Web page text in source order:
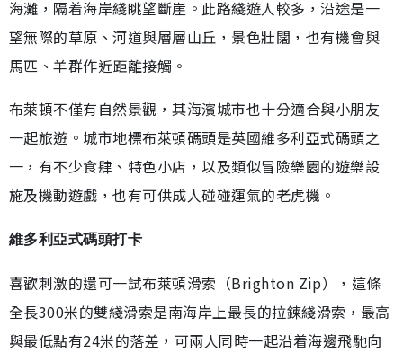
海灘，隔着海岸綫眺望斷崖。此路綫遊人較多，沿途是一
望無際的草原、河道與層層山丘，景色壯闊，也有機會與
馬匹、羊群作近距離接觸。
布萊頓不僅有自然景觀，其海濱城市也十分適合與小朋友
一起旅遊。城市地標布萊頓碼頭是英國維多利亞式碼頭之
一，有不少食肆、特色小店，以及類似冒險樂園的遊樂設
施及機動遊戲，也有可供成人碰碰運氣的老虎機。
維多利亞式碼頭打卡
喜歡刺激的還可一試布萊頓滑索（Brighton Zip），這條
全長300米的雙綫滑索是南海岸上最長的拉鍊綫滑索，最高
與最低點有24米的落差，可兩人同時一起沿着海邊飛馳向